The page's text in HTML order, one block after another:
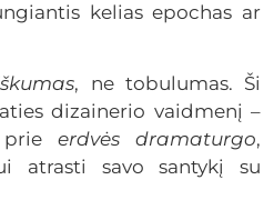
kelias epochas ar
, ne tobulumas. Ši
dizainerio vaidmenį –
prie erdvės dramaturgo,
atrasti savo santykį su